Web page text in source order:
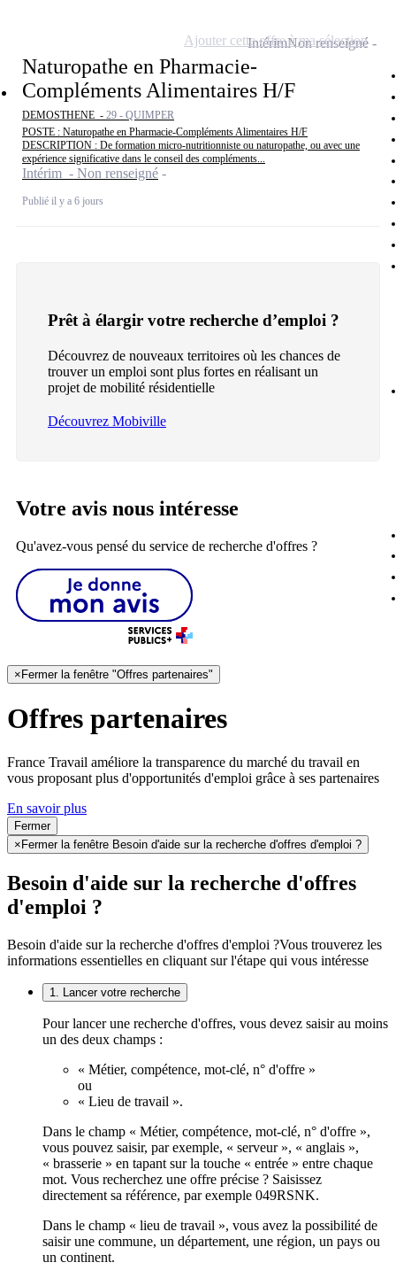
Naturopathe en Pharmacie-
Compléments Alimentaires H/F
DEMOSTHENE - 29 - QUIMPER
POSTE : Naturopathe en Pharmacie-Compléments Alimentaires H/F
DESCRIPTION : De formation micro-nutritionniste ou naturopathe, ou avec une
expérience significative dans le conseil des compléments...
Intérim - Non renseigné
Publié il y a 6 jours
IntérimNon renseigné
Ajouter cette offre à ma sélection
Prêt à élargir votre recherche d’emploi ?
Découvrez de nouveaux territoires où les chances de
trouver un emploi sont plus fortes en réalisant un
projet de mobilité résidentielle
Découvrez Mobiville
Votre avis nous intéresse
Qu'avez-vous pensé du service de recherche d'offres ?
× Fermer la fenêtre "Offres partenaires"
Offres partenaires
France Travail améliore la transparence du marché du travail en
vous proposant plus d'opportunités d'emploi grâce à ses partenaires
En savoir plus
Fermer
× Fermer la fenêtre Besoin d'aide sur la recherche d'offres d'emploi ?
Besoin d'aide sur la recherche d'offres
d'emploi ?
Besoin d'aide sur la recherche d'offres d'emploi ?Vous trouverez les
informations essentielles en cliquant sur l'étape qui vous intéresse
1. Lancer votre recherche
Pour lancer une recherche d'offres, vous devez saisir au moins
un des deux champs :
« Métier, compétence, mot-clé, n° d'offre »
ou
« Lieu de travail ».
Dans le champ « Métier, compétence, mot-clé, n° d'offre »,
vous pouvez saisir, par exemple, « serveur », « anglais »,
« brasserie » en tapant sur la touche « entrée » entre chaque
mot. Vous recherchez une offre précise ? Saisissez
directement sa référence, par exemple 049RSNK.
Dans le champ « lieu de travail », vous avez la possibilité de
saisir une commune, un département, une région, un pays ou
un continent.